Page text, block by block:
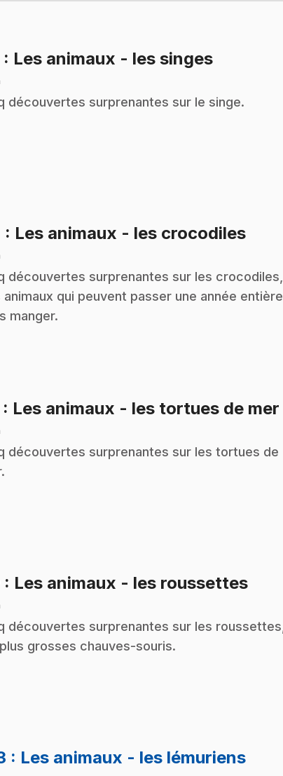
: Les animaux - les singes.
découvertes surprenantes sur le singe.
: Les animaux - les crocodiles.
découvertes surprenantes sur les crocodiles,
animaux qui peuvent passer une année entière
manger.
: Les animaux - les tortues de mer
découvertes surprenantes sur les tortues de
: Les animaux - les roussettes.
découvertes surprenantes sur les roussettes,
grosses chauves-souris.
: Les animaux - les lémuriens.